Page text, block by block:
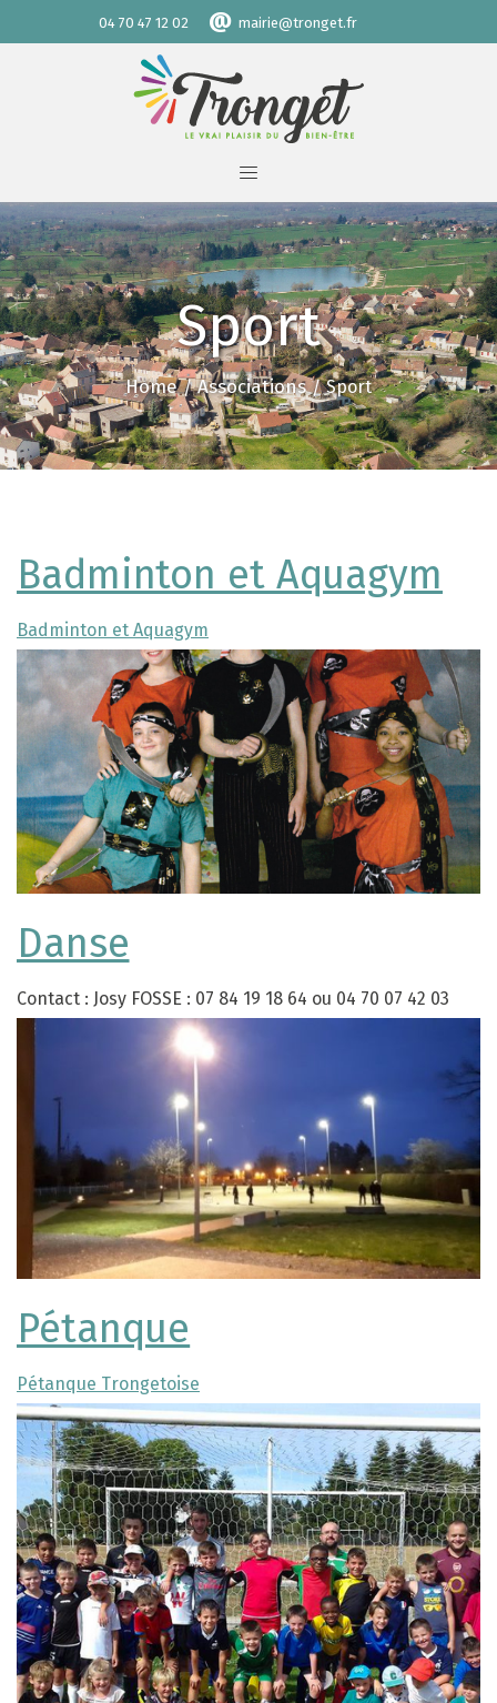
04 70 47 12 02 @ mairie@tronget.fr
Sport
Home Associations Sport
Badminton et Aquagym
Badminton et Aquagym
Danse
Contact : Josy FOSSE : 07 84 19 18 64 ou 04 70 07 42 03
Pétanque
Pétanque Trongetoise